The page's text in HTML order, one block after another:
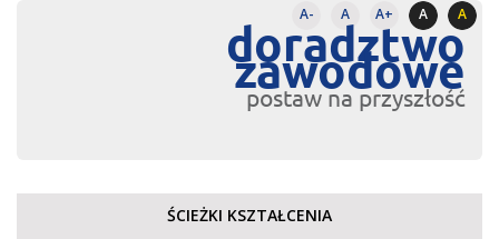
A- A A+ A A
doradztwo
zawodowe
postaw na przyszłość
ŚCIEŻKI KSZTAŁCENIA